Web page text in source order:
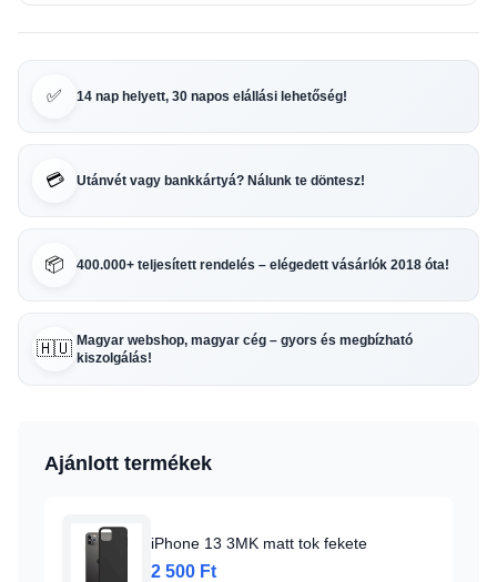
✅ 14 nap helyett, 30 napos elállási lehetőség!
💳 Utánvét vagy bankkártyá? Nálunk te döntesz!
📦 400.000+ teljesített rendelés – elégedett vásárlók 2018 óta!
🇭🇺 Magyar webshop, magyar cég – gyors és megbízható
kiszolgálás!
Ajánlott termékek
iPhone 13 3MK matt tok fekete
2 500 Ft